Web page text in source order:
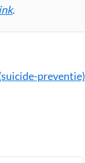
.
preventie)